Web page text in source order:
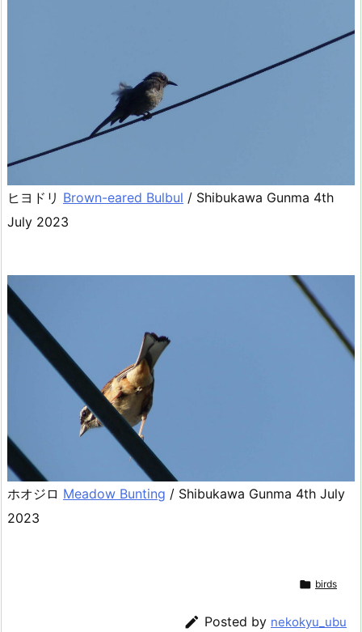
ヒヨドリ Brown-eared Bulbul / Shibukawa Gunma 4th
July 2023
ホオジロ Meadow Bunting / Shibukawa Gunma 4th July
2023
 birds
 Posted by nekokyu_ubu